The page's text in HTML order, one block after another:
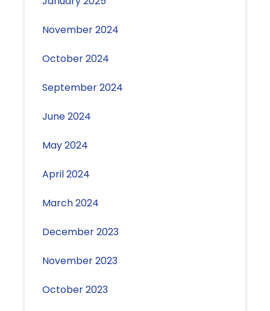
November 2024
October 2024
September 2024
June 2024
May 2024
April 2024
March 2024
December 2023
November 2023
October 2023